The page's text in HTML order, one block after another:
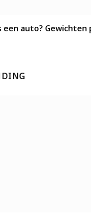
een auto?